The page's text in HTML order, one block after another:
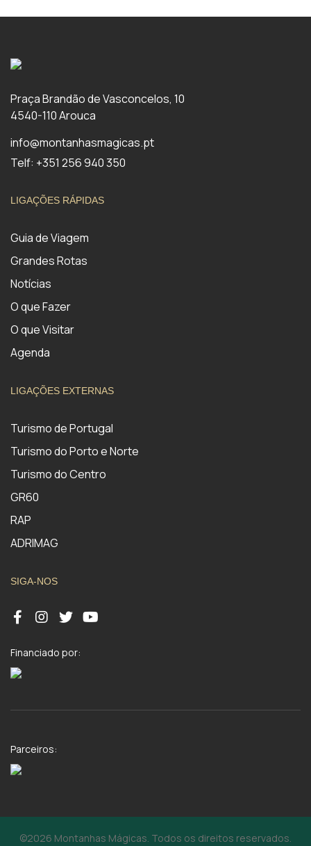
Praça Brandão de Vasconcelos, 10
4540-110 Arouca
info@montanhasmagicas.pt
Telf: +351 256 940 350
LIGAÇÕES RÁPIDAS
Guia de Viagem
Grandes Rotas
Notícias
O que Fazer
O que Visitar
Agenda
LIGAÇÕES EXTERNAS
Turismo de Portugal
Turismo do Porto e Norte
Turismo do Centro
GR60
RAP
ADRIMAG
SIGA-NOS
Financiado por:
Parceiros:
©2026 Montanhas Mágicas. Todos os direitos reservados.